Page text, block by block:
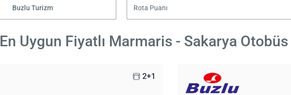
Buzlu Turizm Rota Puanı
En Uygun Fiyatlı Marmaris - Sakarya
2+1